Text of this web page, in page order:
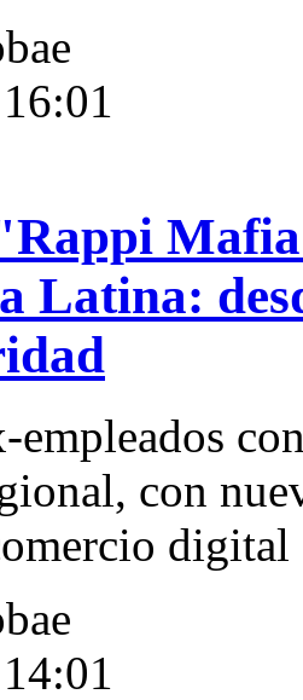
Latina:
empleados
con
digital